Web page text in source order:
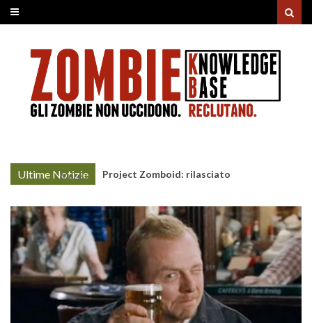
Ultime Notizie
More »
Unholy Night: la nonna non-morta rovina il